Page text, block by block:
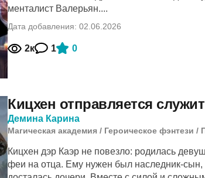
менталист Валерьян....
Дата добавления: 02.06.2026
2к 1 0
Кицхен отправляется
Демина Карина
Магическая академия / Героическое фэнтези /
Кицхен дэр Каэр не повезло: родилась
феи на отца. Ему нужен был наследник-сын,